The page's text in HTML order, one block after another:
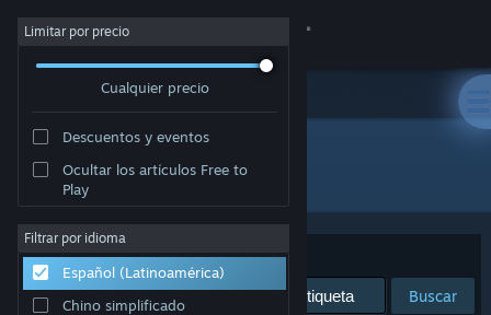
Iniciar sesión
Acerca de
Soporte
Limitar por precio
Cualquier precio
Descuentos y eventos
Ocultar los artículos Free to
Play
Filtrar por idioma
Español (Latinoamérica)
Chino simplificado
Desarrollador: Nerdvision Games
Ordenar por Relevancia
Buscar